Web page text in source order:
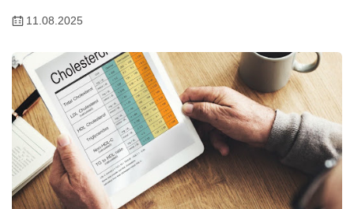
11.08.2025